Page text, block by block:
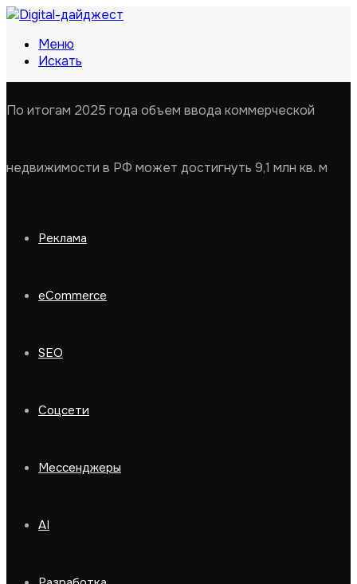
Меню
Искать
По итогам 2025 года объем ввода коммерческой
недвижимости в РФ может достигнуть 9,1 млн кв. м
Реклама
eCommerce
SEO
Соцсети
Мессенджеры
AI